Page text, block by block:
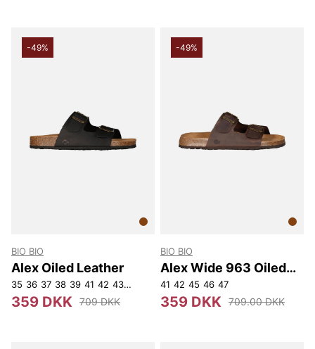
-49%
BIO BIO
Alex Oiled Leather
35 36 37 38 39 41 42 43 44 46
359 DKK 709 DKK
-49%
BIO BIO
Alex Wide 963 Oiled
Lthr
41 42 45 46 47
359 DKK 709.00 DKK